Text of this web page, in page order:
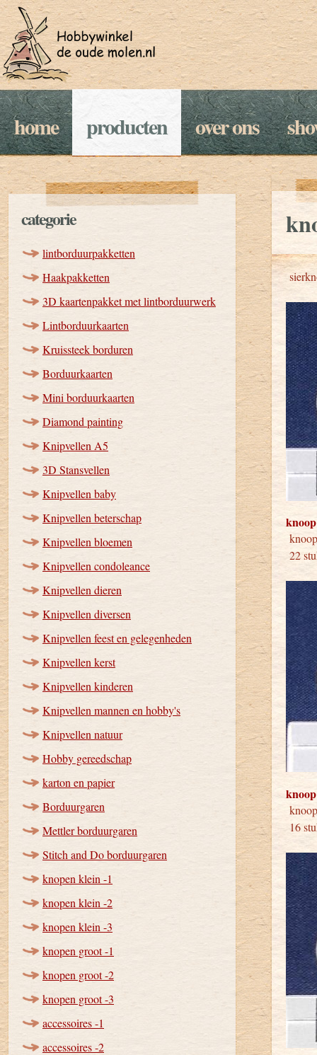
home producten over ons
categorie
lintborduurpakketten
Haakpakketten
3D kaartenpakket met lintborduurwerk
Lintborduurkaarten
Kruissteek borduren
Borduurkaarten
Mini borduurkaarten
Diamond painting
Knipvellen A5
3D Stansvellen
Knipvellen baby
Knipvellen beterschap
Knipvellen bloemen
Knipvellen condoleance
Knipvellen dieren
Knipvellen diversen
Knipvellen feest en gelegenheden
Knipvellen kerst
Knipvellen kinderen
Knipvellen mannen en hobby's
Knipvellen natuur
Hobby gereedschap
karton en papier
Borduurgaren
Mettler borduurgaren
Stitch and Do borduurgaren
knopen klein -1
knopen klein -2
knopen klein -3
knopen groot -1
knopen groot -2
knopen groot -3
accessoires -1
accessoires -2
22
16